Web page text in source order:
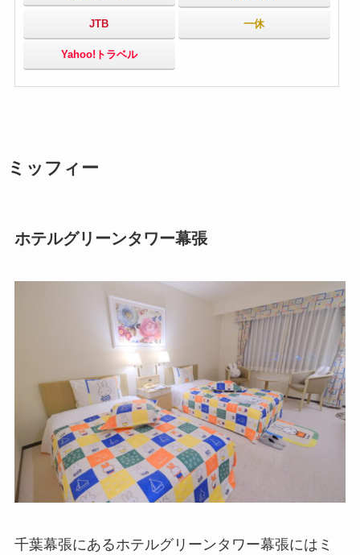
JTB 一休
Yahoo!トラベル
ミッフィー
ホテルグリーンタワー幕張
千葉幕張にあるホテルグリーンタワー幕張にはミ